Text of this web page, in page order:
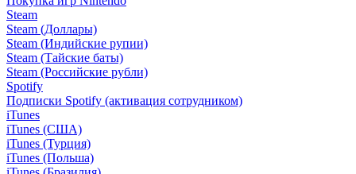
Steam
Steam (Доллары)
Steam (Индийские рупии)
Steam (Тайские баты)
Steam (Российские рубли)
Spotify
Подписки Spotify (активация сотрудником)
iTunes
iTunes (США)
iTunes (Турция)
iTunes (Польша)